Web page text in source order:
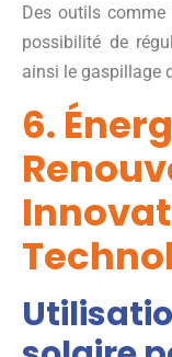
Des outils
possibilité de
ainsi le gaspillage
6.